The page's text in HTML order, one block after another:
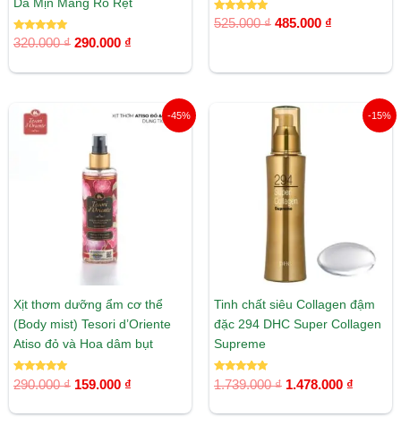
Da Mịn Màng Rõ Rệt
Được xếp
hạng
320.000₫ 290.000 ₫
Được xếp
hạng
525.000₫ 485.000 ₫
-45%
Xịt thơm dưỡng ẩm cơ thể
(Body mist) Tesori d’Oriente
Atiso đỏ và Hoa dâm bụt
Được xếp
hạng
290.000₫
290.000 ₫.
159.000 ₫
Giá
hiện
-15%
Tinh chất siêu Collagen đậm
đặc 294 DHC Super Collagen
Supreme
Được xếp
hạng
1.739.000₫
Giá
gốc
1.739.000 ₫.
1.478.000 ₫
Giá
hiện